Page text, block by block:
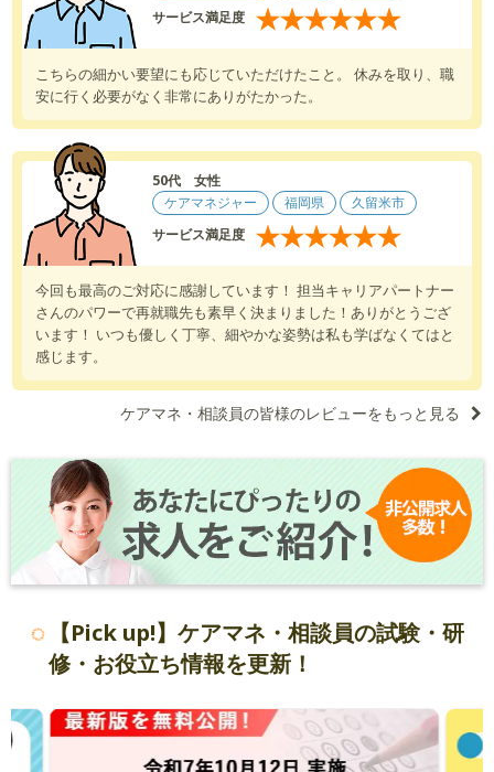
サービス満足度
★★★★★★
こちらの細かい要望にも応じていただけたこと。 休みを取り、職
安に行く必要がなく非常にありがたかった。
50代 女性
ケアマネジャー
福岡県
久留米市
サービス満足度
★★★★★★
今回も最高のご対応に感謝しています！ 担当キャリアパートナー
さんのパワーで再就職先も素早く決まりました！ありがとうござ
います！ いつも優しく丁寧、細やかな姿勢は私も学ばなくてはと
感じます。
ケアマネ・相談員の皆様のレビューをもっと見る
【Pick up!】ケアマネ・相談員の試験・研
修・お役立ち情報を更新！